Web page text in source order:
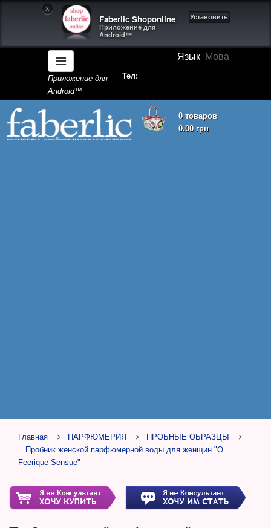
X
Faberlic Shoponline
Приложение для
Android™
Установить
Язык Мова
Приложение для
Android™
Тел:
0 товаров
0.00 грн
Корзина покупок пуста!
Главная ПАРФЮМЕРИЯ
ПРОБНЫЕ ОБРАЗЦЫ
Пробник женской парфюмерной воды для женщин "O
Feerique Sensue"